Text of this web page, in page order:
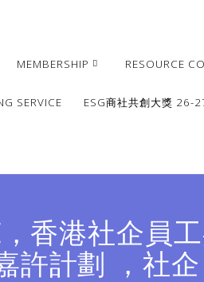
MEMBERSHIP RESOURCE
SERVICE ESG商社共創大獎 26-
香港社企員
許計劃 ，社